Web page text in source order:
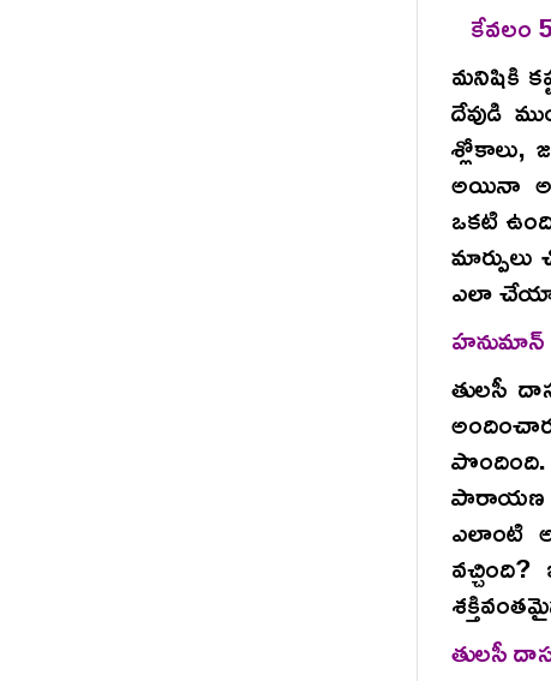
కేవలం
మనిషికి
దేవుడి
అయినా
ఒకటి
ఎలా
తులసీ
పారాయణ
ఎలాంటి
తులసీ